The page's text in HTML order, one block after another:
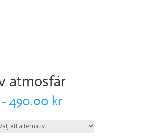
atmosfär
– 490.00 kr